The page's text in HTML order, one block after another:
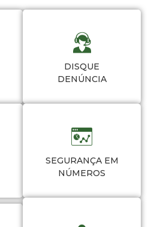
DISQUE
DENÚNCIA
SEGURANÇA EM
NÚMEROS